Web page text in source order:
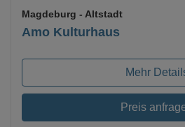
Amo Kulturhaus
Magdeburg - Altstadt
Mehr
Preis